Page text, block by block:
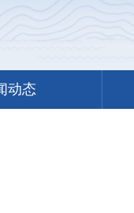
动态